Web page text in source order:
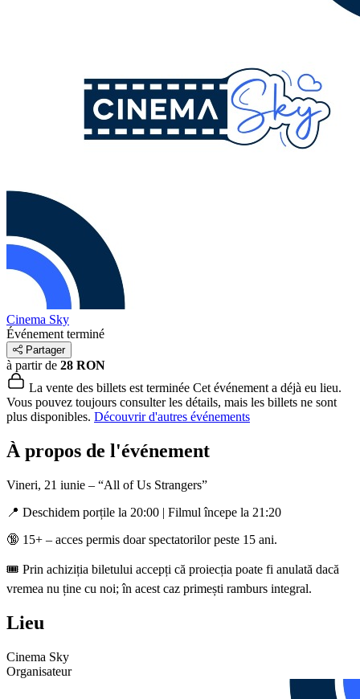
Cinema Sky
Événement terminé
Partager
à partir de 28 RON
La vente des billets est terminée Cet événement a déjà eu lieu.
Vous pouvez toujours consulter les détails, mais les billets ne sont
plus disponibles. Découvrir d'autres événements
À propos de l'événement
Vineri, 21 iunie – “All of Us Strangers”
📍 Deschidem porțile la 20:00 | Filmul începe la 21:20
🔞 15+ – acces permis doar spectatorilor peste 15 ani.
🎟️ Prin achiziția biletului accepți că proiecția poate fi anulată dacă
vremea nu ține cu noi; în acest caz primești ramburs integral.
Lieu
Cinema Sky
Organisateur